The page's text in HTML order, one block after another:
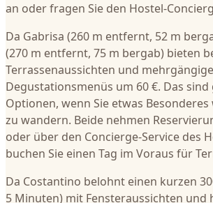
an oder fragen Sie den Hostel-
Da Gabrisa (260 m entfernt, 52 m
(270 m entfernt, 75 m bergab) bieten
Terrassenaussichten und mehrgängige
Degustationsmenüs um 60 €. Das sind
Optionen, wenn Sie etwas
zu wandern. Beide nehmen
oder über den Concierge-Service des
buchen Sie einen Tag im Voraus für
Da Costantino belohnt einen kurzen
5 Minuten) mit Fensteraussichten und